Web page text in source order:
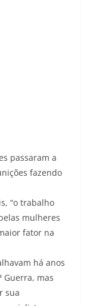
passaram a
fazendo
“o trabalho
mulheres
fator na
há anos
Guerra, mas
sua